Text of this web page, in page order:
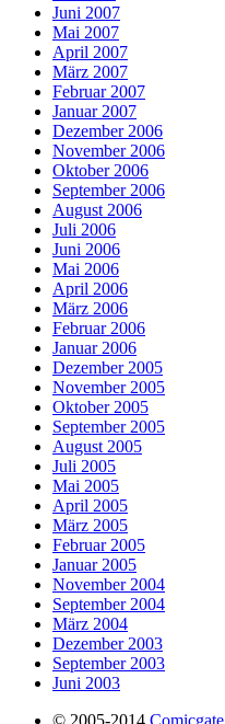
Juni 2007
Mai 2007
April 2007
März 2007
Februar 2007
Januar 2007
Dezember 2006
November 2006
Oktober 2006
September 2006
August 2006
Juli 2006
Juni 2006
Mai 2006
April 2006
März 2006
Februar 2006
Januar 2006
Dezember 2005
November 2005
Oktober 2005
September 2005
August 2005
Juli 2005
Mai 2005
April 2005
März 2005
Februar 2005
Januar 2005
November 2004
September 2004
März 2004
Dezember 2003
September 2003
Juni 2003